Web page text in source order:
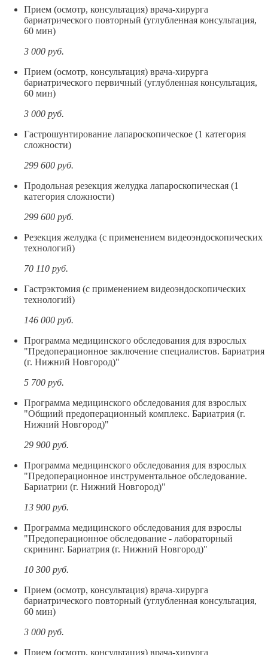
Прием (осмотр, консультация) врача-хирурга
бариатрического повторный (углубленная консультация,
60 мин)
3 000 руб.
Прием (осмотр, консультация) врача-хирурга
бариатрического первичный (углубленная консультация,
60 мин)
3 000 руб.
Гастрошунтирование лапароскопическое (1 категория
сложности)
299 600 руб.
Продольная резекция желудка лапароскопическая (1
категория сложности)
299 600 руб.
Резекция желудка (с применением видеоэндоскопических
технологий)
70 110 руб.
Гастрэктомия (с применением видеоэндоскопических
технологий)
146 000 руб.
Программа медицинского обследования для взрослых
"Предоперационное заключение специалистов. Бариатрия
(г. Нижний Новгород)"
5 700 руб.
Программа медицинского обследования для взрослых
"Общиий предоперационный комплекс. Бариатрия (г.
Нижний Новгород)"
29 900 руб.
Программа медицинского обследования для взрослых
"Предоперационное инструментальное обследование.
Бариатрии (г. Нижний Новгород)"
13 900 руб.
Программа медицинского обследования для взрослы
"Предоперационное обследование - лабораторный
скрининг. Бариатрия (г. Нижний Новгород)"
10 300 руб.
Прием (осмотр, консультация) врача-хирурга
бариатрического повторный (углубленная консультация,
60 мин)
3 000 руб.
Прием (осмотр, консультация) врача-хирурга